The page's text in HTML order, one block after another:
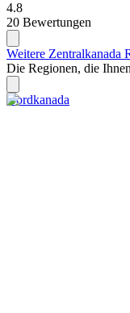
4.8
20 Bewertungen
Weitere Zentralkanada
Die Regionen, die
Nordkanada